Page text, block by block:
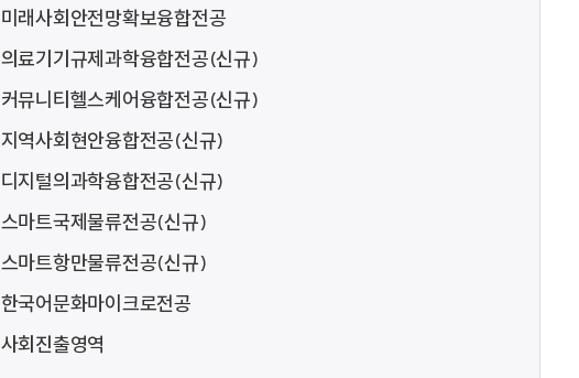
미래사회안전망확보융합전공
의료기기규제과학융합전공(신규)
커뮤니티헬스케어융합전공(신규)
지역사회현안융합전공(신규)
디지털의과학융합전공(신규)
스마트국제물류전공(신규)
스마트항만물류전공(신규)
한국어문화마이크로전공
사회진출영역